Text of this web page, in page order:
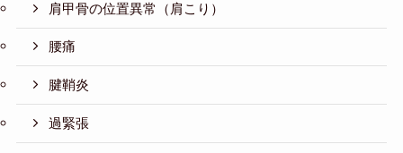
肩甲骨の位置異常（肩こり）
腰痛
腱鞘炎
過緊張